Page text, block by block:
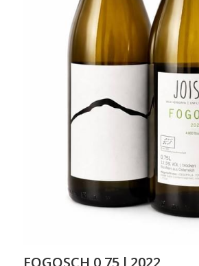
FOGOSCH 0,75 l 2022